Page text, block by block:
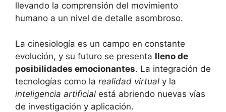
llevando la comprensión del movimiento
humano a un nivel de detalle asombroso.
La cinesiología es un campo en constante
evolución, y su futuro se presenta lleno de
posibilidades emocionantes. La integración de
tecnologías como la realidad virtual y la
inteligencia artificial está abriendo nuevas vías
de investigación y aplicación.